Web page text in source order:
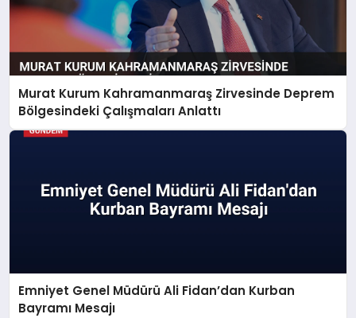
Murat Kurum Kahramanmaraş Zirvesinde Deprem
Bölgesindeki Çalışmaları Anlattı
Emniyet Genel Müdürü Ali Fidan’dan Kurban
Bayramı Mesajı